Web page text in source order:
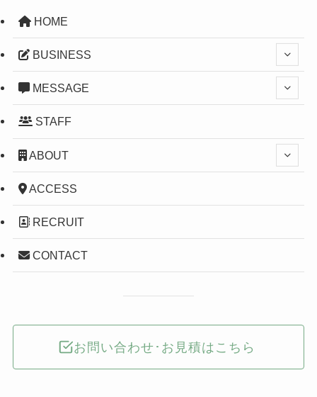
HOME
BUSINESS
MESSAGE
STAFF
ABOUT
ACCESS
RECRUIT
CONTACT
お問い合わせ･お見積はこちら